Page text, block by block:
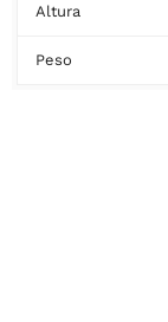
Altura
Peso